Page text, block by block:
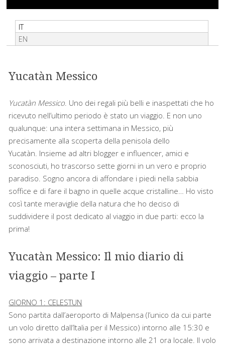
IT
EN
Yucatàn Messico
Yucatàn Messico. Uno dei regali più belli e inaspettati che ho
ricevuto nell’ultimo periodo è stato un viaggio. E non uno
qualunque: una intera settimana in Messico, più
precisamente alla scoperta della penisola dello
Yucatàn. Insieme ad altri blogger e influencer, amici e
sconosciuti, ho trascorso sette giorni in un vero e proprio
paradiso. Sogno ancora di affondare i piedi nella sabbia
soffice e di fare il bagno in quelle acque cristalline… Ho visto
così tante meraviglie della natura che ho deciso di
suddividere il post dedicato al viaggio in due parti: ecco la
prima!
Yucatàn Messico: Il mio diario di
viaggio – parte I
GIORNO 1: CELESTUN
Sono partita dall’aeroporto di Malpensa (l’unico da cui parte
un volo diretto dall’Italia per il Messico) intorno alle 15:30 e
sono arrivata a destinazione intorno alle 21 ora locale. Il volo